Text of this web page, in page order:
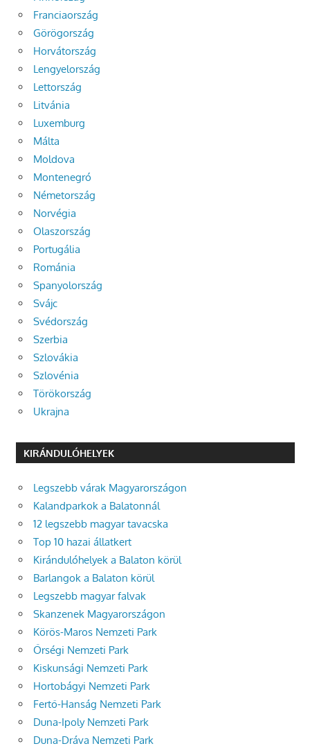
Franciaország
Görögország
Horvátország
Lengyelország
Lettország
Litvánia
Luxemburg
Málta
Moldova
Montenegró
Németország
Norvégia
Olaszország
Portugália
Románia
Spanyolország
Svájc
Svédország
Szerbia
Szlovákia
Szlovénia
Törökország
Ukrajna
KIRÁNDULÓHELYEK
Legszebb várak Magyarországon
Kalandparkok a Balatonnál
12 legszebb magyar tavacska
Top 10 hazai állatkert
Kirándulóhelyek a Balaton körül
Barlangok a Balaton körül
Legszebb magyar falvak
Skanzenek Magyarországon
Körös-Maros Nemzeti Park
Őrségi Nemzeti Park
Kiskunsági Nemzeti Park
Hortobágyi Nemzeti Park
Fertő-Hanság Nemzeti Park
Duna-Ipoly Nemzeti Park
Duna-Dráva Nemzeti Park